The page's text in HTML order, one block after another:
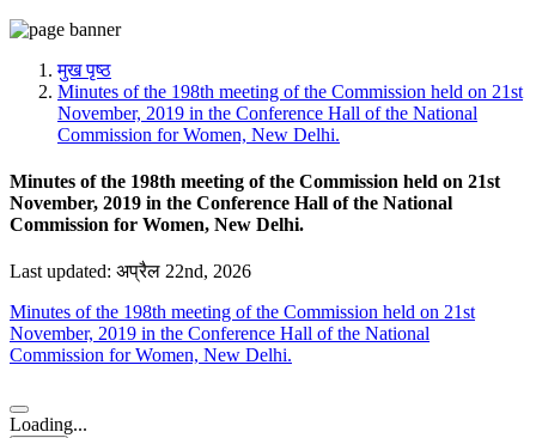
मुख पृष्ठ
Minutes of the 198th meeting of the Commission held on 21st
November, 2019 in the Conference Hall of the National
Commission for Women, New Delhi.
Minutes of the 198th meeting of the Commission held on 21st
November, 2019 in the Conference Hall of the National
Commission for Women, New Delhi.
Last updated: अप्रैल 22nd, 2026
Minutes of the 198th meeting of the Commission held on 21st
November, 2019 in the Conference Hall of the National
Commission for Women, New Delhi.
Loading...